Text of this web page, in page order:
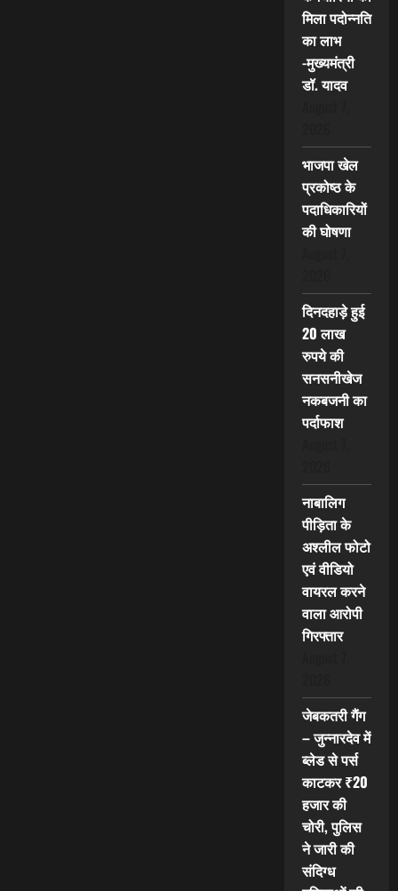
मिला पदोन्नति
का लाभ
-मुख्यमंत्री
डॉ. यादव
भाजपा खेल
प्रकोष्ठ के
पदाधिकारियों
की घोषणा
दिनदहाड़े हुई
20 लाख
रुपये की
सनसनीखेज
नकबजनी का
पर्दाफाश
नाबालिग
पीड़िता के
अश्लील फोटो
एवं वीडियो
वायरल करने
वाला आरोपी
गिरफ्तार
जेबकतरी गैंग
– जुन्नारदेव में
ब्लेड से पर्स
काटकर ₹20
हजार की
चोरी, पुलिस
ने जारी की
संदिग्ध